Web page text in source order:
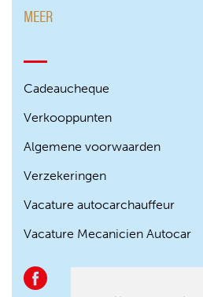
MEER
Cadeaucheque
Verkooppunten
Algemene voorwaarden
Verzekeringen
Vacature autocarchauffeur
Vacature Mecanicien Autocar